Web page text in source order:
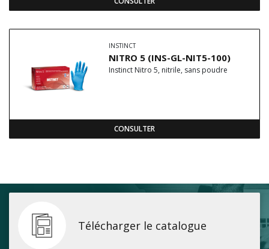
INSTINCT
NITRO 5 (INS-GL-NIT5-100)
Instinct Nitro 5, nitrile, sans poudre
CONSULTER
Télécharger le catalogue